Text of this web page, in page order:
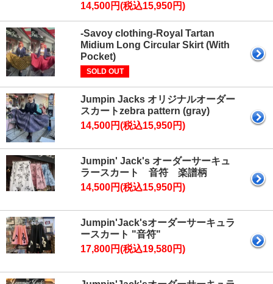
14,500円(税込15,950円)
-Savoy clothing-Royal Tartan
Midium Long Circular Skirt (With
Pocket)
SOLD OUT
Jumpin Jacks オリジナルオーダー
スカートzebra pattern (gray)
14,500円(税込15,950円)
Jumpin' Jack's オーダーサーキュ
ラースカート 音符 楽譜柄
14,500円(税込15,950円)
Jumpin'Jack'sオーダーサーキュラ
ースカート "音符"
17,800円(税込19,580円)